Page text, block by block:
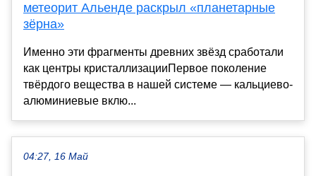
метеорит Альенде раскрыл «планетарные
зёрна»
Именно эти фрагменты древних звёзд сработали
как центры кристаллизацииПервое поколение
твёрдого вещества в нашей системе — кальциево-
алюминиевые вклю...
04:27, 16 Май